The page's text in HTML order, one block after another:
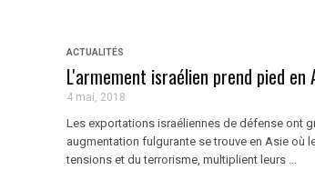
ACTUALITÉS
L'armement israélien prend pied
4 mai, 2018
Les exportations israéliennes de défense ont
augmentation fulgurante se trouve en Asie où
tensions et du terrorisme, multiplient leurs ...